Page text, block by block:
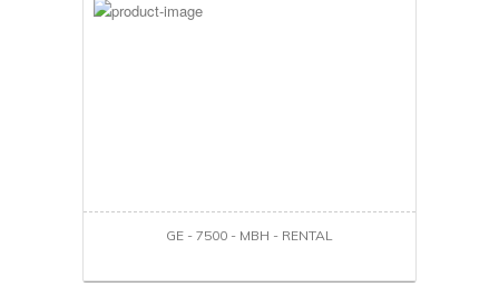
GE - 7500 - MBH - RENTAL